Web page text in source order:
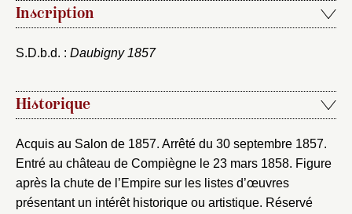
Inscription
S.D.b.d. : Daubigny 1857
Historique
Acquis au Salon de 1857. Arrêté du 30 septembre 1857.
Entré au château de Compiègne le 23 mars 1858. Figure
après la chute de l’Empire sur les listes d’œuvres
présentant un intérêt historique ou artistique. Réservé